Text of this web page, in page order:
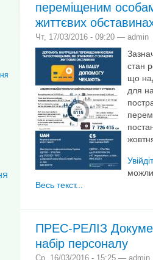
переміщеним
життєвих
Чт, 17/03/2016 - 09:20 — admin
стан
що
для
Весь текст...
ПРЕС-РЕЛІЗ
набір персоналу
Ср, 16/03/2016 - 15:25 — admin